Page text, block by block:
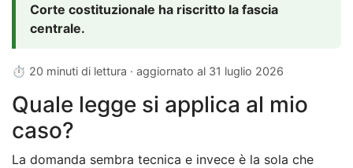
Corte costituzionale ha riscritto la fascia
centrale.
⏱ 20 minuti di lettura · aggiornato al 31 luglio 2026
Quale legge si applica al mio
caso?
La domanda sembra tecnica e invece è la sola che